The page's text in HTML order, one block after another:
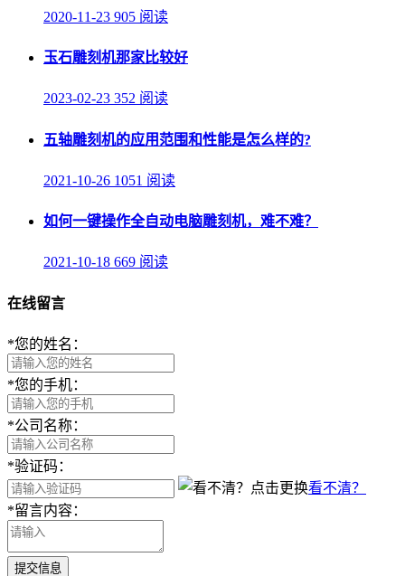
2020-11-23 905 阅读
玉石雕刻机那家比较好
2023-02-23 352 阅读
五轴雕刻机的应用范围和性能是怎么样的?
2021-10-26 1051 阅读
如何一键操作全自动电脑雕刻机，难不难？
2021-10-18 669 阅读
在线留言
*您的姓名：
*您的手机：
*公司名称：
*验证码：
看不清？
*留言内容：
提交信息